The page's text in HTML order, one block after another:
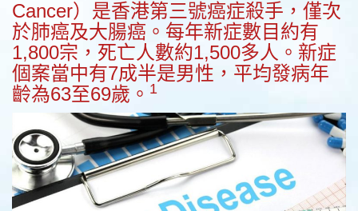
於肺癌及大腸癌。每年新症數目約有
1,800宗，死亡人數約1,500多人。新症
個案當中有7成半是男性，平均發病年
齡為63至69歲。1